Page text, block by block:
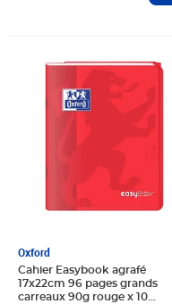
Oxford
Cahier Easybook agrafé
17x22cm 96 pages grands
carreaux 90g rouge x 10
Prix 35,00€